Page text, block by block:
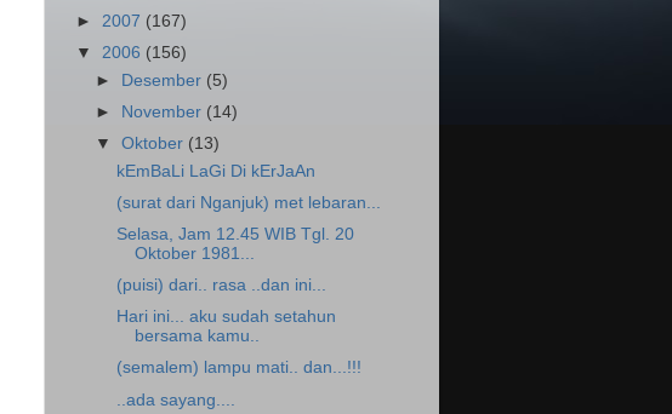
► 2007 (167)
▼ 2006 (156)
►
Desember (5)
►
November (14)
▼Oktober (13)
kEmBaLi LaGi Di kErJaAn
(surat dari Nganjuk) met lebaran...
Selasa, Jam 12.45 WIB Tgl. 20
Oktober 1981...
(puisi) dari.. rasa ..dan ini...
Hari ini... aku sudah setahun
bersama kamu..
(semalem) lampu mati.. dan...!!!
..ada sayang....